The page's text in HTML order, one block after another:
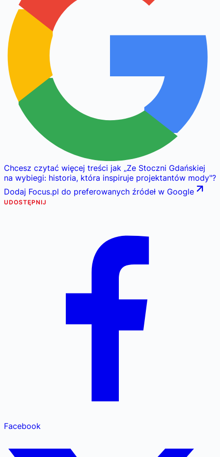
Chcesz czytać więcej treści jak „Ze Stoczni Gdańskiej
na wybiegi: historia, która inspiruje projektantów mody"?
Dodaj Focus.pl do preferowanych źródeł w Google
UDOSTĘPNIJ
Facebook